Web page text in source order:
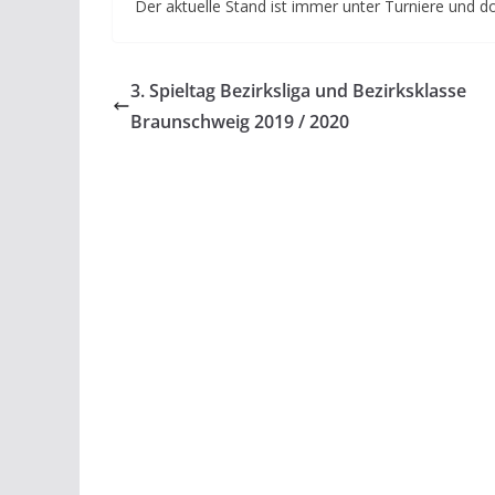
Der aktuelle Stand ist immer unter Turniere und
3. Spieltag Bezirksliga und Bezirksklasse
Braunschweig 2019 / 2020